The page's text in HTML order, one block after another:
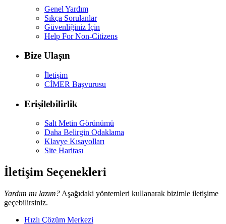
Genel Yardım
Sıkça Sorulanlar
Güvenliğiniz İçin
Help For Non-Citizens
Bize Ulaşın
İletişim
CİMER Başvurusu
Erişilebilirlik
Salt Metin Görünümü
Daha Belirgin Odaklama
Klavye Kısayolları
Site Haritası
İletişim Seçenekleri
Yardım mı lazım? Aşağıdaki yöntemleri kullanarak bizimle iletişime
geçebilirsiniz.
Hızlı Çözüm Merkezi